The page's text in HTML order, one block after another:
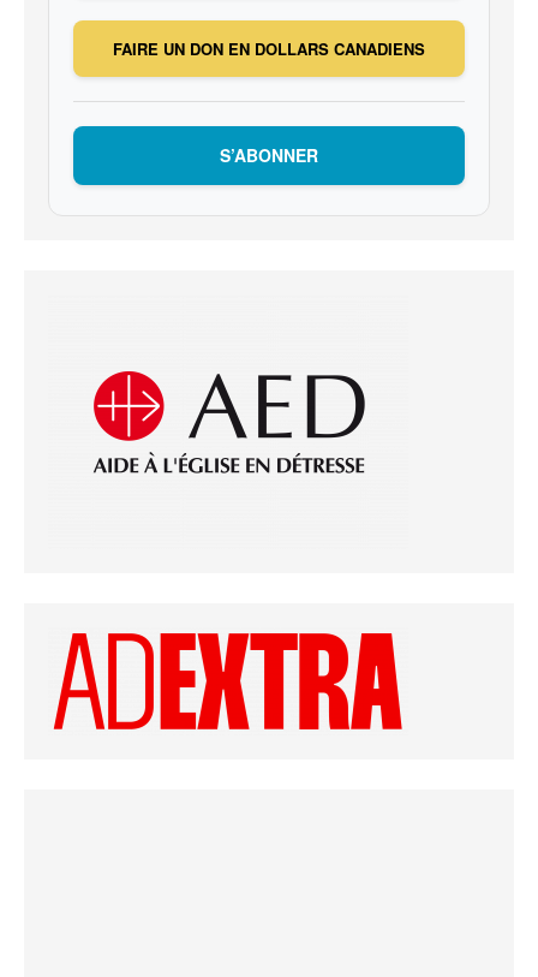
FAIRE UN DON EN DOLLARS CANADIENS
S’ABONNER